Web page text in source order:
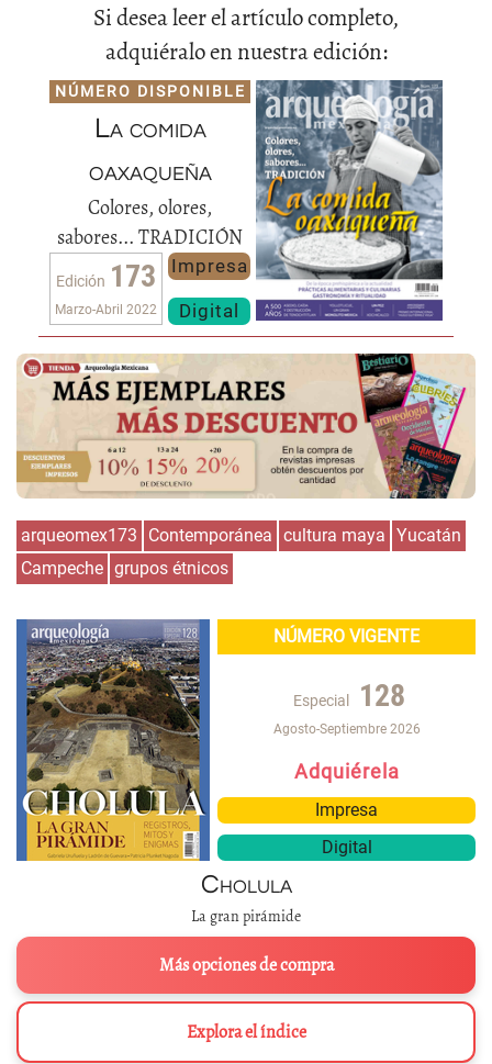
Si desea leer el artículo completo,
adquiéralo en nuestra edición:
NÚMERO DISPONIBLE
La comida
oaxaqueña
Colores, olores,
sabores... TRADICIÓN
Edición 173
Marzo-Abril 2022
Impresa
Digital
arqueomex173 Contemporánea cultura maya Yucatán
Campeche grupos étnicos
NÚMERO VIGENTE
Especial 128
Agosto-Septiembre 2026
Adquiérela
Impresa
Digital
Cholula
La gran pirámide
Más opciones de compra
Explora el índice